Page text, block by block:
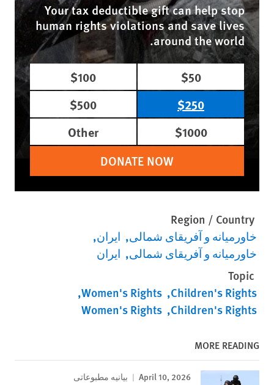
Your tax deductible gift can help stop
human rights violations and save lives
around the world.
$50
$100
$250
$500
$1000
Other
DONATE NOW
Region / Country
خاورمیانه و آفریقای شمالی ایران
خاورمیانه و آفریقای شمالی ایران
Topic
Children's Rights
Women's Rights
Children's Rights
Women's Rights
MORE READING
April 10, 2026 بیانیه مطبوعاتی